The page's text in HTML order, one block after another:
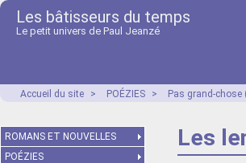
Les bâtisseurs du temps
Le petit univers de Paul Jeanzé
Accueil du site > POÉZIES > Pas grand-chose
Les
ROMANS ET NOUVELLES
POÉZIES